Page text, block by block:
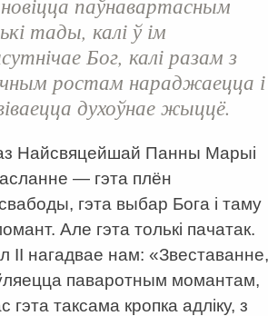
тады, калі ў ім
Бог, калі разам з
ростам нараджаецца і
духоўнае жыццё.
Найсвяцейшай Панны Марыі
— гэта плён
гэта выбар Бога і таму
Але гэта толькі пачатак.
II нагадвае нам: «Звеставанне,
паваротным момантам,
гэта таксама кропка адліку, з